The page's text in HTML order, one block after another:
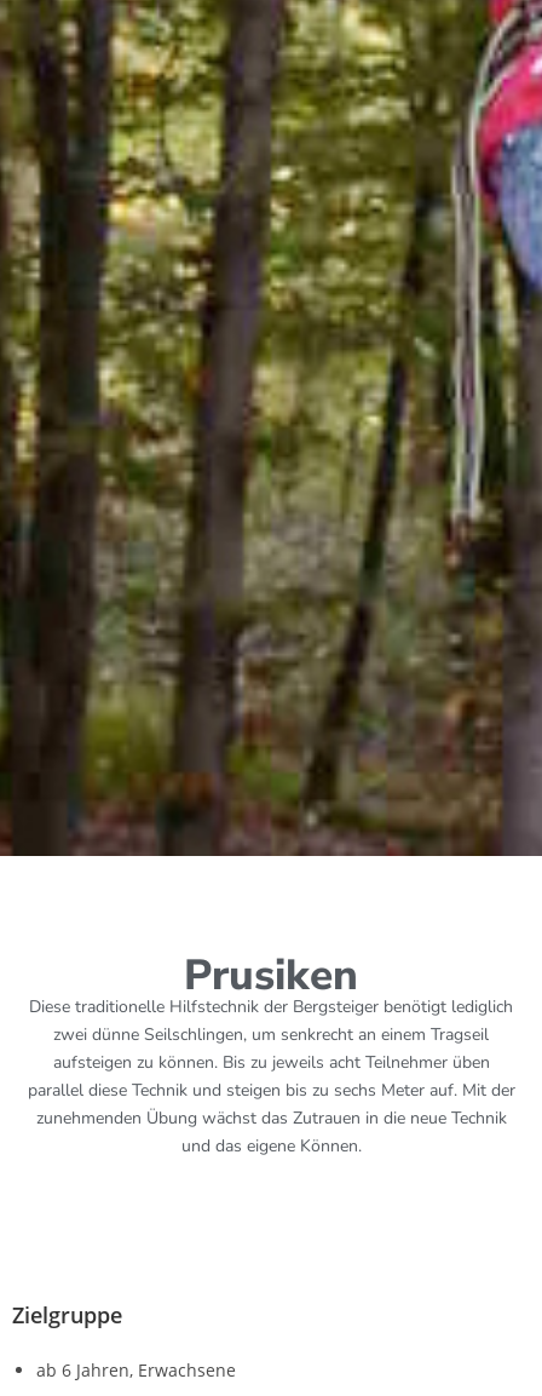
Prusiken
Diese traditionelle Hilfstechnik der Bergsteiger benötigt lediglich
zwei dünne Seilschlingen, um senkrecht an einem Tragseil
aufsteigen zu können. Bis zu jeweils acht Teilnehmer üben
parallel diese Technik und steigen bis zu sechs Meter auf. Mit der
zunehmenden Übung wächst das Zutrauen in die neue Technik
und das eigene Können.
Zielgruppe
ab 6 Jahren, Erwachsene